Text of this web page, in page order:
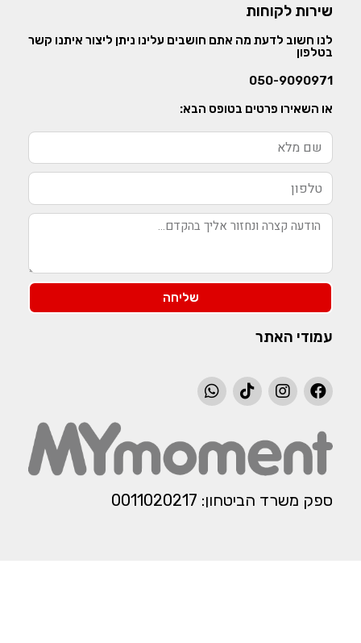
שירות לקוחות
לנו חשוב לדעת מה אתם חושבים עלינו ניתן ליצור איתנו קשר
בטלפון
050-9090971
או השאירו פרטים בטופס הבא:
שליחה
עמודי האתר
ספק משרד הביטחון: 0011020217​​